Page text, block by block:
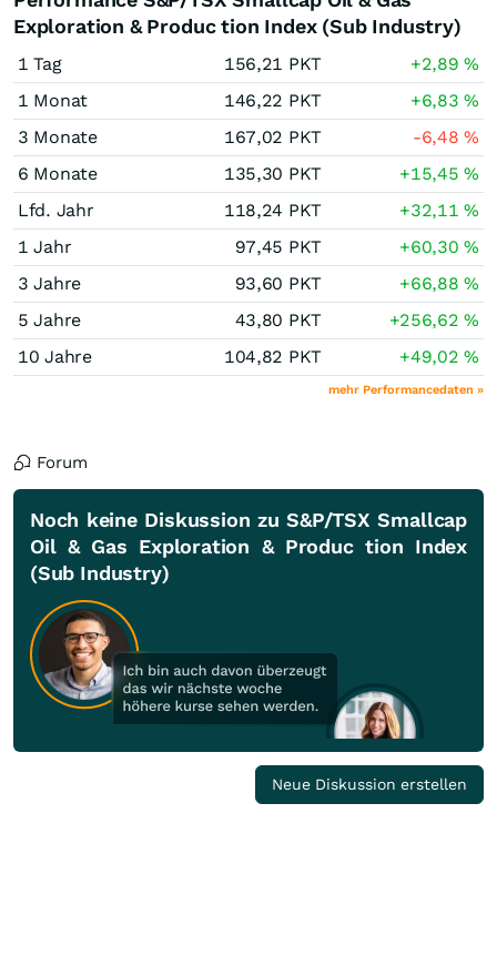
Exploration & Produc tion Index (Sub Industry)
1 Tag 156,21 PKT +2,89%
1 Monat
146,22 PKT +6,83%
3 Monate
167,02 PKT -6,48%
6 Monate
135,30 PKT +15,45%
Lfd. Jahr
118,24 PKT +32,11%
1 Jahr
97,45 PKT +60,30%
3 Jahre
93,60 PKT +66,88%
5 Jahre
43,80 PKT +256,62%
10 Jahre
104,82 PKT +49,02%
mehr Performancedaten »
Forum
Noch keine Diskussion zu S&P/TSX Smallcap
Oil & Gas Exploration & Produc tion Index
(Sub Industry)
Neue Diskussion erstellen